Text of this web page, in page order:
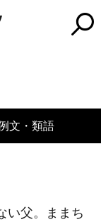
文・類語
い父。ままち